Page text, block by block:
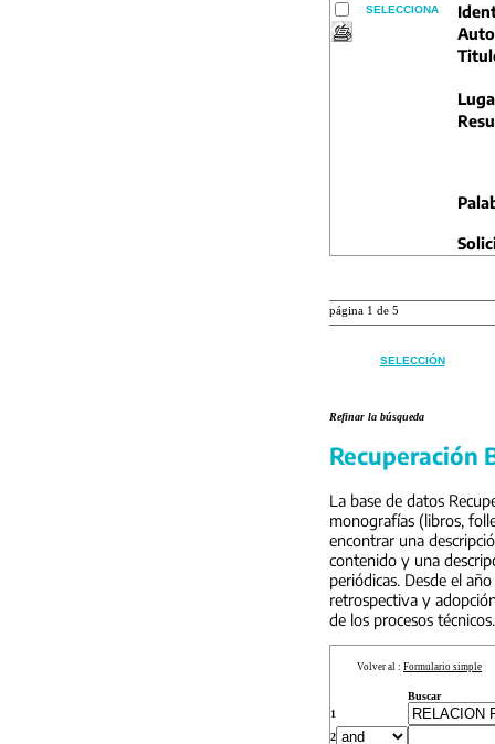
SELECCIONA
página 1 de 5
SELECCIÓN
Refinar la búsqueda
Recuperación
La base de datos
monografías (libros,
encontrar una
contenido y una
periódicas. Desde el
retrospectiva y
de los procesos técnicos.
Volver al : Formulario simple
Buscar
1
2